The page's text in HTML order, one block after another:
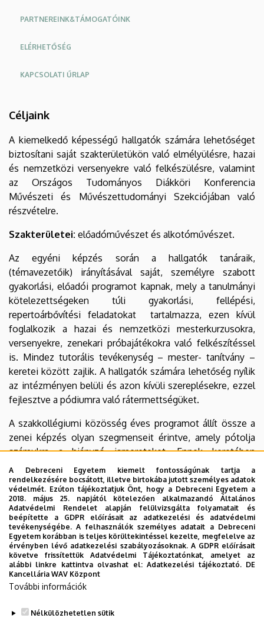
PARTNEREINK&TÁMOGATÓINK
ELÉRHETŐSÉG
KAPCSOLATI ŰRLAP
Céljaink
A kiemelkedő képességű hallgatók számára lehetőséget
biztosítani saját szakterületükön való elmélyülésre, hazai
és nemzetközi versenyekre való felkészülésre, valamint
az Országos Tudományos Diákköri Konferencia
Művészeti és Művészettudományi Szekciójában való
részvételre.
Szakterületei: előadóművészet és alkotóművészet.
Az egyéni képzés során a hallgatók tanáraik,
(témavezetőik) irányításával saját, személyre szabott
gyakorlási, előadói programot kapnak, mely a tanulmányi
kötelezettségeken túli gyakorlási, fellépési,
repertoárbővítési feladatokat tartalmazza, ezen kívül
foglalkozik a hazai és nemzetközi mesterkurzusokra,
versenyekre, zenekari próbajátékokra való felkészítéssel
is. Mindez tutorális tevékenység – mester- tanítvány –
keretei között zajlik. A hallgatók számára lehetőség nyílik
az intézményen belüli és azon kívüli szereplésekre, ezzel
fejlesztve a pódiumra való rátermettségüket.
A szakkollégiumi közösség éves programot állít össze a
zenei képzés olyan szegmenseit érintve, amely pótolja
számukra a hiányzó ismereteket. Ennek keretében
mesterkurzusokat, közösségi programokat,
kirándulásokat, hangverseny- látogatásokat szervez és
hirdet, valamint küldetésének érzi a felnövekvő
generációk megismertetését a zenével
hangszerismertetők tartásával. Ennek érdekében
óvodások és sajátos nevelési igényű oktatási
intézmények tanulói számára ismeretterjesztő zenei
foglalkozásokat iktat be éves programjába, melynek
kialakítását, szervezését és lebonyolítását is a hallgatók
önállóan oldják meg.
A Debreceni Egyetem kiemelt fontosságúnak tartja a
rendelkezésére bocsátott, illetve birtokába jutott személyes adatok
védelmét. Ezúton tájékoztatjuk Önt, hogy a Debreceni Egyetem a
2018. május 25. napjától kötelezően alkalmazandó Általános
Adatvédelmi Rendelet alapján felülvizsgálta folyamatait és
beépítette a GDPR előírásait az adatkezelési és adatvédelmi
tevékenységébe. A felhasználók személyes adatait a Debreceni
Egyetem korábban is teljes körültekintéssel kezelte, megfelelve az
érvényben lévő adatkezelési szabályozásoknak. A GDPR előírásait
követve frissítettük Adatvédelmi Tájékoztatónkat, amelyet az
alábbi linkre kattintva olvashat el:Adatkezelési tájékoztató. DE
Kancellária WAV Központ
További információk
Nélkülözhetetlen sütik